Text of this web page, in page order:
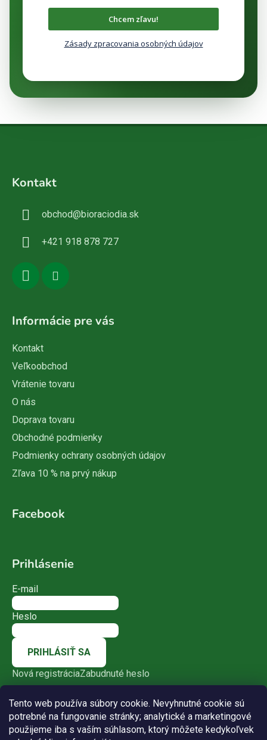
Tento web používa súbory cookie. Nevyhnutné cookie sú
potrebné na fungovanie stránky; analytické a marketingové
použijeme iba s vaším súhlasom, ktorý môžete kedykoľvek
Chcem zľavu!
Zásady zpracovania osobných údajov
Kontakt
obchod@bioraciodia.sk
+421 918 878 727
Informácie pre vás
Kontakt
Veľkoobchod
Vrátenie tovaru
O nás
Doprava tovaru
Obchodné podmienky
Podmienky ochrany osobných údajov
Zľava 10 % na prvý nákup
Facebook
Prihlásenie
E-mail
Heslo
PRIHLÁSIŤ SA
Nová registráciaZabudnuté heslo